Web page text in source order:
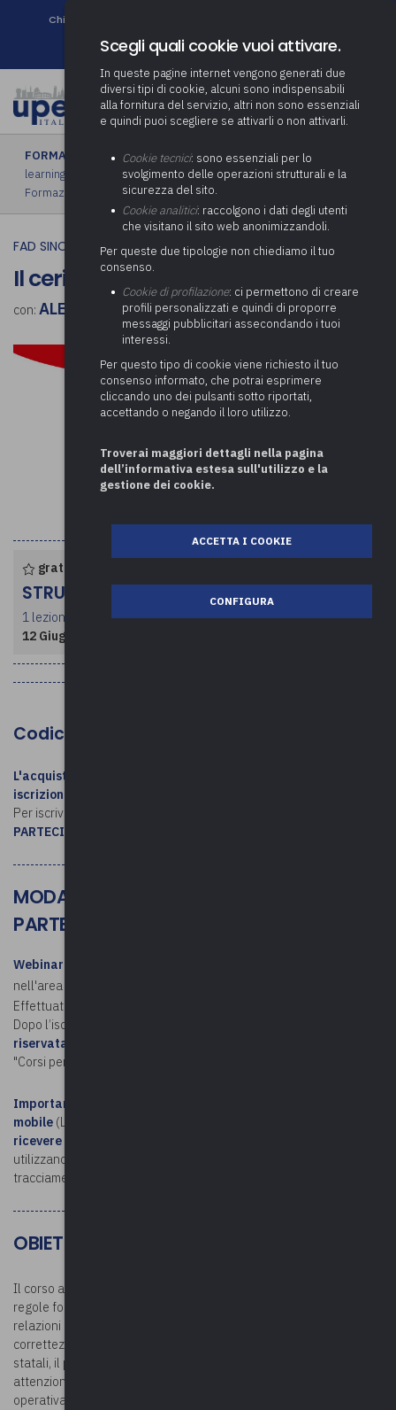
Chi siamo
Newsletter
FORMAZIONE ›FAD sincrona (in diretta)|FAD asincrona (e-
learning)
Formazione obbligatoria|Formazione in aula|
Formazione in house|Piano formativo gratuito associati
FAD SINCRONA (IN DIRETTA)
Il cerimoniale nei comuni
con: ALESSANDRO RUSSO
gratuito per enti associati
STRUTTURA CORSO
1 lezione per un totale di 2.5 ore
12 Giugno 2026
Codice MEPA: FS-84/2026
L'acquisto su MEPA / l'invio della determina NON costituiscono
iscrizione al corso
Per iscriversi, consultare le
PARTECIPAZIONE
MODALITÀ DI ISCRIZIONE E
PARTECIPAZIONE
Webinar
nell'area riservata di Upel (Non hai un account?
Effettuato l'accesso, si procede con l'iscrizione.
Dopo l’iscrizione,
riservata
"Corsi personali").
Importante!
mobile (LTE/5G) non risulterà presente al webinar e
ricevere l'attestato di partecipazion
utilizzano indirizzi IP variabili che impediscono il corretto
tracciamento della partecipazione.
OBIETTIVI
Il corso analizza il cerimoniale nei Comuni come quell’insieme di
regole formali e consuetudinarie che disciplinano eventi pubblici e
relazioni istituzionali, che garantisce ordine, rispetto dei ranghi e
correttezza istituzionale. Verranno approfondite le competenze
statali, il protocollo e l’organizzazione delle cerimonie. Particolare
attenzione sarà dedicata al ruolo del cerimoniere e alla gestione
operativa degli eventi.
Scegli quali cookie vuoi attivare.
In queste pagine internet vengono generati due
diversi tipi di cookie, alcuni sono indispensabili
alla fornitura del servizio, altri non sono essenziali
e quindi puoi scegliere se attivarli o non attivarli.
Cookie tecnici: sono essenziali per lo
svolgimento delle operazioni strutturali e la
sicurezza del sito.
Cookie analitici: raccolgono i dati degli utenti
che visitano il sito web anonimizzandoli.
Per queste due tipologie non chiediamo il tuo
consenso.
Cookie di profilazione: ci permettono di creare
profili personalizzati e quindi di proporre
messaggi pubblicitari assecondando i tuoi
interessi.
Per questo tipo di cookie viene richiesto il tuo
consenso informato, che potrai esprimere
cliccando uno dei pulsanti sotto riportati,
accettando o negando il loro utilizzo.
Troverai maggiori dettagli nella pagina
dell’informativa estesa sull'utilizzo e la
gestione dei cookie.
ACCETTA I COOKIE
CONFIGURA